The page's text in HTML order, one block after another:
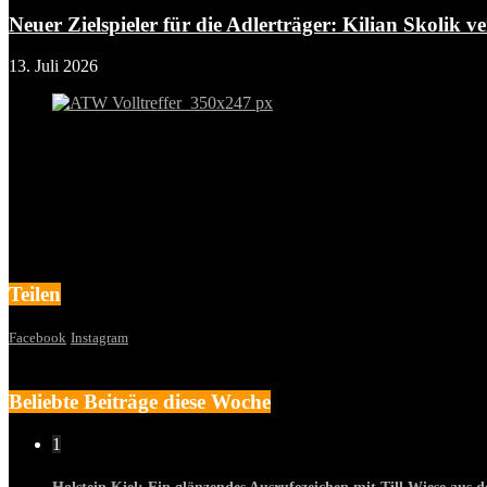
Neuer Zielspieler für die Adlerträger: Kilian Skolik
13. Juli 2026
Teilen
Facebook Instagram
Beliebte Beiträge diese Woche
1